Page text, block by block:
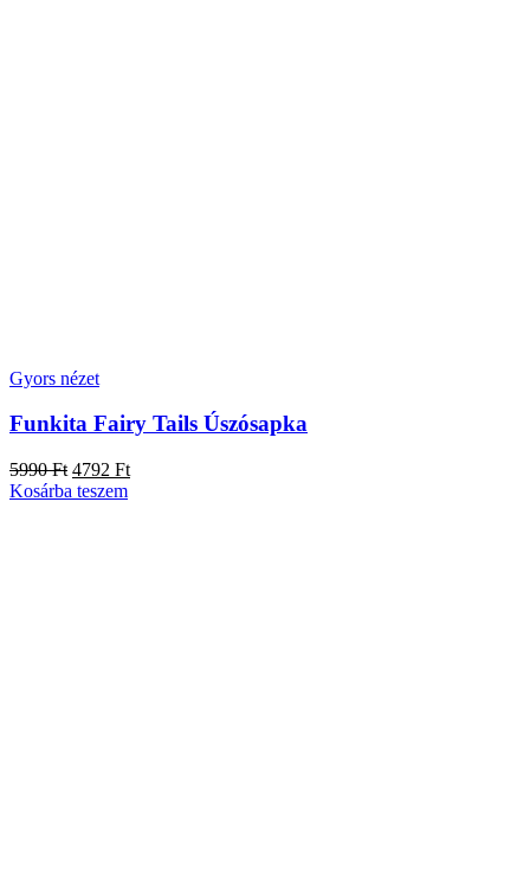
Gyors nézet
Funkita Fairy Tails Úszósapka
5990Ft 4792 Ft
Kosárba teszem